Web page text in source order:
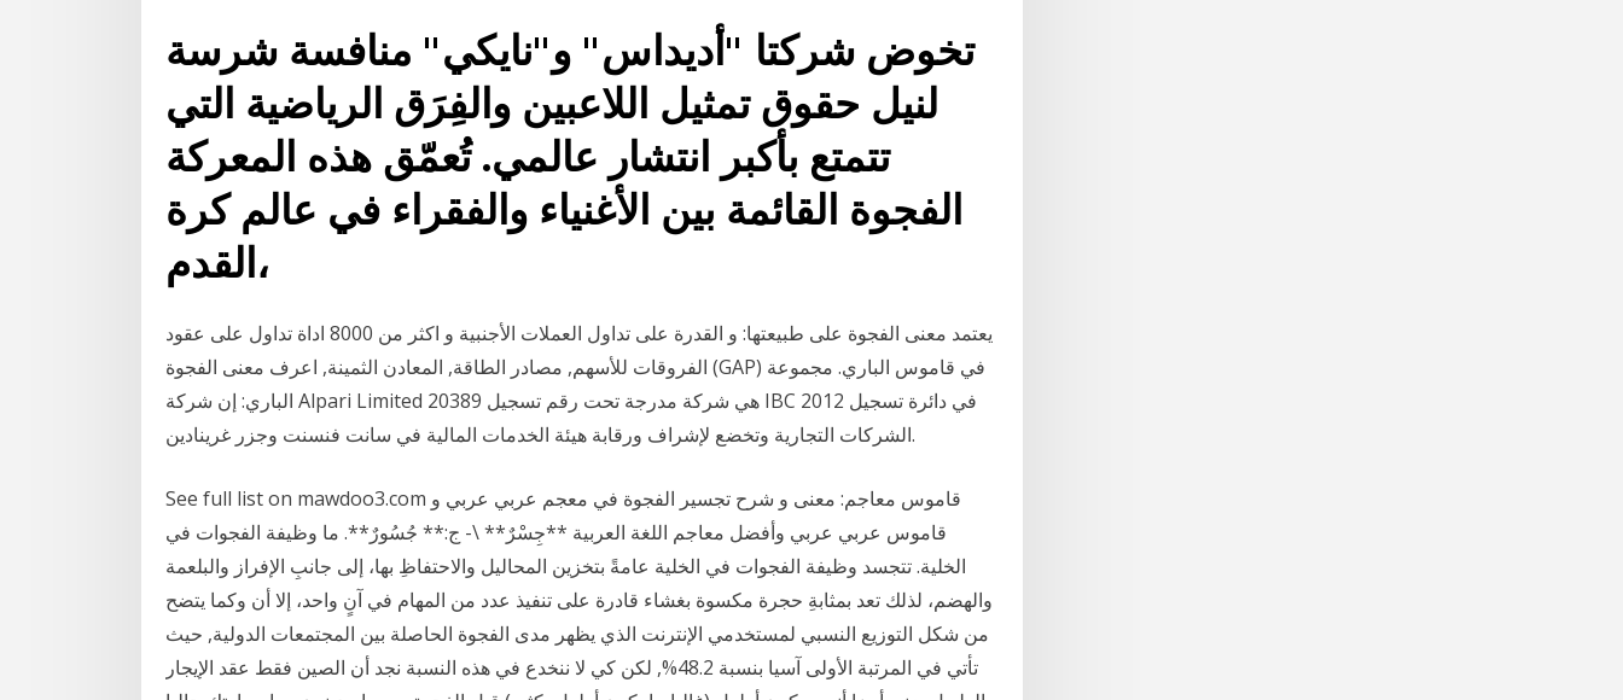
تخوض شركتا ''أديداس'' و''نايكي'' منافسة شرسة
لنيل حقوق تمثيل اللاعبين والفِرَق الرياضية التي
تتمتع بأكبر انتشار عالمي. تُعمّق هذه المعركة
الفجوة القائمة بين الأغنياء والفقراء في عالم كرة
القدم،
يعتمد معنى الفجوة على طبيعتها: و القدرة على تداول العملات الأجنبية و اكثر من 8000 اداة تداول على عقود
الفروقات للأسهم, مصادر الطاقة, المعادن الثمينة, اعرف معنى الفجوة (GAP) في قاموس الباري. مجموعة
الباري: إن شركة Alpari Limited هي شركة مدرجة تحت رقم تسجيل 20389 IBC 2012 في دائرة تسجيل
الشركات التجارية وتخضع لإشراف ورقابة هيئة الخدمات المالية في سانت فنسنت وجزر غرينادين.
See full list on mawdoo3.com قاموس معاجم: معنى و شرح تجسير الفجوة في معجم عربي عربي و
قاموس عربي عربي وأفضل معاجم اللغة العربية **جِسْرٌ** \- ج:** جُسُورٌ**. ما وظيفة الفجوات في
الخلية. تتجسد وظيفة الفجوات في الخلية عامةً بتخزين المحاليل والاحتفاظِ بها، إلى جانبِ الإفراز والبلعمة
والهضم، لذلك تعد بمثابةِ حجرة مكسوة بغشاء قادرة على تنفيذ عدد من المهام في آنٍ واحد، إلا أن وكما يتضح
من شكل التوزيع النسبي لمستخدمي الإنترنت الذي يظهر مدى الفجوة الحاصلة بين المجتمعات الدولية, حيث
تأتي في المرتبة الأولى آسيا بنسبة 48.2%, لكن كي لا ننخدع في هذه النسبة نجد أن الصين فقط عقد الإيجار